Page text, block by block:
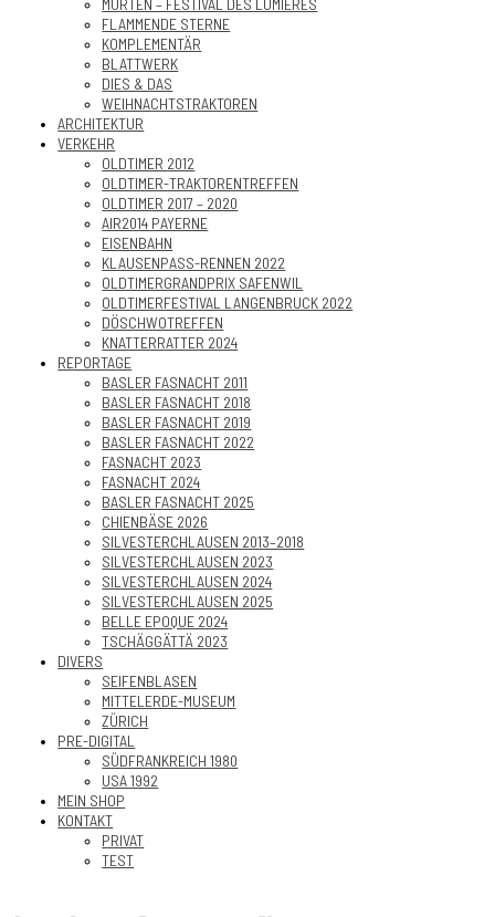
MURTEN – FESTIVAL DES LUMIÈRES
FLAMMENDE STERNE
KOMPLEMENTÄR
BLATTWERK
DIES & DAS
WEIHNACHTSTRAKTOREN
ARCHITEKTUR
VERKEHR
OLDTIMER 2012
OLDTIMER-TRAKTORENTREFFEN
OLDTIMER 2017 – 2020
AIR2014 PAYERNE
EISENBAHN
KLAUSENPASS-RENNEN 2022
OLDTIMERGRANDPRIX SAFENWIL
OLDTIMERFESTIVAL LANGENBRUCK 2022
DÖSCHWOTREFFEN
KNATTERRATTER 2024
REPORTAGE
BASLER FASNACHT 2011
BASLER FASNACHT 2018
BASLER FASNACHT 2019
BASLER FASNACHT 2022
FASNACHT 2023
FASNACHT 2024
BASLER FASNACHT 2025
CHIENBÄSE 2026
SILVESTERCHLAUSEN 2013–2018
SILVESTERCHLAUSEN 2023
SILVESTERCHLAUSEN 2024
SILVESTERCHLAUSEN 2025
BELLE EPOQUE 2024
TSCHÄGGÄTTÄ 2023
DIVERS
SEIFENBLASEN
MITTELERDE-MUSEUM
ZÜRICH
PRE-DIGITAL
SÜDFRANKREICH 1980
USA 1992
MEIN SHOP
KONTAKT
PRIVAT
TEST